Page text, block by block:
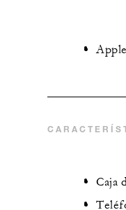
Caja